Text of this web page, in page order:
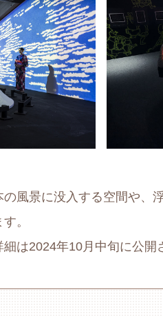
風景に没入する空間や、
。
は2024年10月中旬に公開